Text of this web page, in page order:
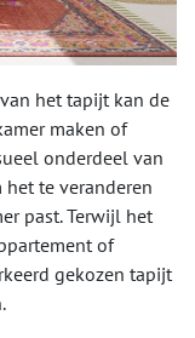
het tapijt kan de
maken of
onderdeel van
te veranderen
past. Terwijl het
of
gekozen tapijt